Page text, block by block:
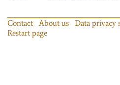
Contact About us Data privacy
Restart page